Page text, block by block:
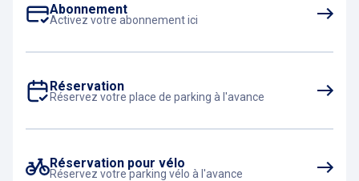
Abonnement
Activez votre abonnement ici
Réservation
Réservez votre place de parking à l'avance
Réservation pour vélo
Réservez votre parking vélo à l'avance